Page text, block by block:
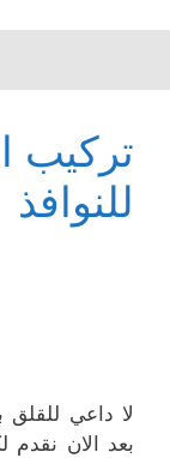
تركيب
للنوافذ
لا داعي للقلق
بعد الان نقدم